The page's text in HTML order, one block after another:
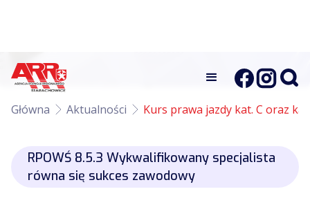
Główna Aktualności Kurs prawa jazdy kat. C oraz
RPOWŚ 8.5.3 Wykwalifikowany specjalista
równa się sukces zawodowy